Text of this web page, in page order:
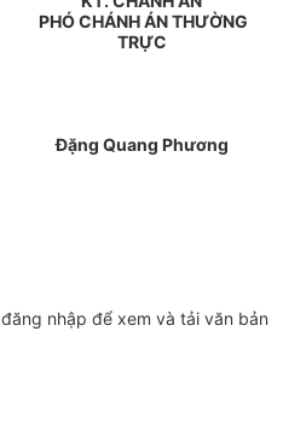
PHÓ CHÁNH ÁN THƯỜNG
TRỰC
Đặng Quang Phương
đăng nhập để xem và tải văn bản